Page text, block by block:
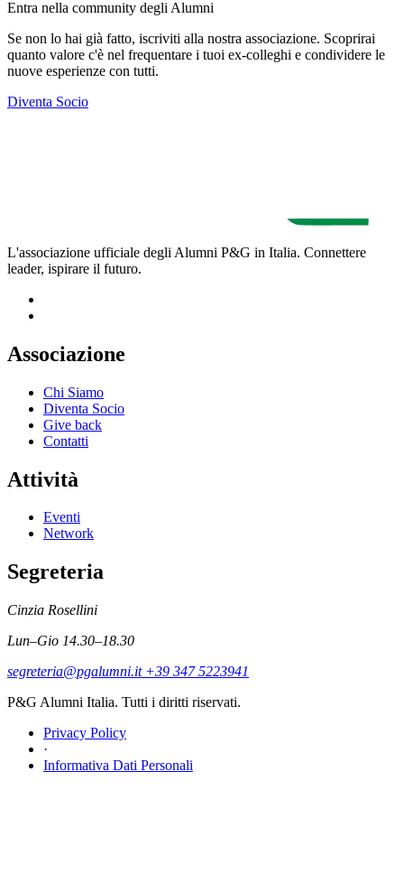
Entra nella community degli Alumni
Se non lo hai già fatto, iscriviti alla nostra associazione. Scoprirai
quanto valore c'è nel frequentare i tuoi ex-colleghi e condividere le
nuove esperienze con tutti.
Diventa Socio
L'associazione ufficiale degli Alumni P&G in Italia. Connettere
leader, ispirare il futuro.
Associazione
Chi Siamo
Diventa Socio
Give back
Contatti
Attività
Eventi
Network
Segreteria
Cinzia Rosellini
Lun–Gio 14.30–18.30
segreteria@pgalumni.it +39 347 5223941
P&G Alumni Italia. Tutti i diritti riservati.
Privacy Policy
·
Informativa Dati Personali